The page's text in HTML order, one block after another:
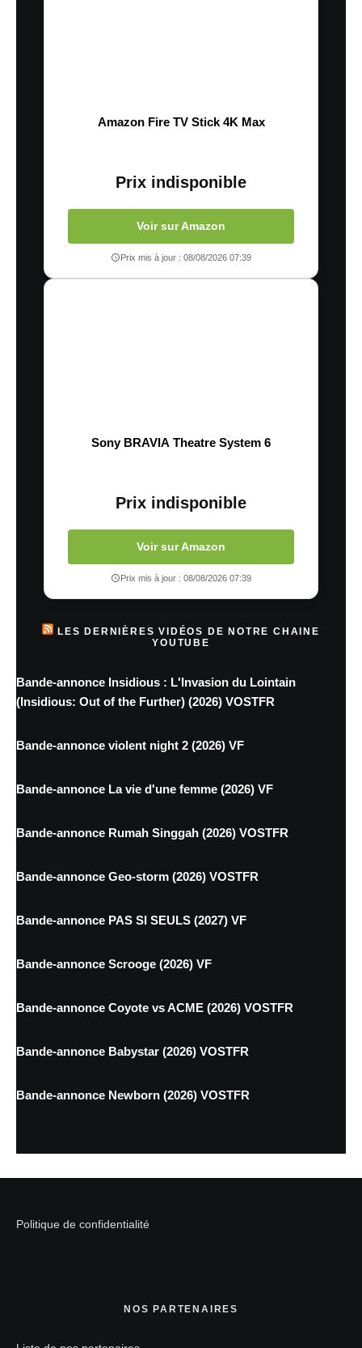
Amazon Fire TV Stick 4K Max
Prix indisponible
Voir sur Amazon
Prix mis à jour : 08/08/2026 07:39
Sony BRAVIA Theatre System 6
Prix indisponible
Voir sur Amazon
Prix mis à jour : 08/08/2026 07:39
LES DERNIÈRES VIDÉOS DE NOTRE CHAINE
YOUTUBE
Bande-annonce Insidious : L'Invasion du Lointain
(Insidious: Out of the Further) (2026) VOSTFR
Bande-annonce violent night 2 (2026) VF
Bande-annonce La vie d'une femme (2026) VF
Bande-annonce Rumah Singgah (2026) VOSTFR
Bande-annonce Geo-storm (2026) VOSTFR
Bande-annonce PAS SI SEULS (2027) VF
Bande-annonce Scrooge (2026) VF
Bande-annonce Coyote vs ACME (2026) VOSTFR
Bande-annonce Babystar (2026) VOSTFR
Bande-annonce Newborn (2026) VOSTFR
Politique de confidentialité
NOS PARTENAIRES